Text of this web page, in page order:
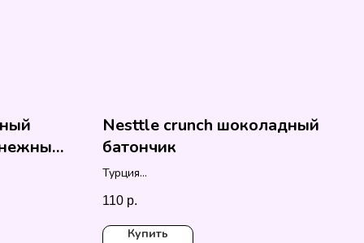
Nesttle crunch шоколадный
батончик
Турция
110 р.
Купить